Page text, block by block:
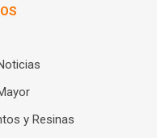
y Resinas